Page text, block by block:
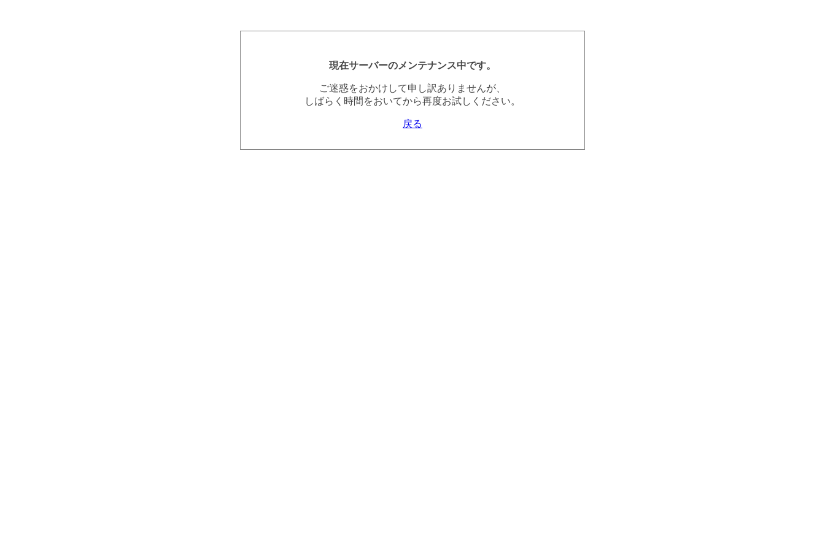
現在サーバーのメンテナンス中です。
ご迷惑をおかけして申し訳ありませんが、
しばらく時間をおいてから再度お試しください。
戻る